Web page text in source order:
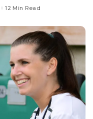
12 Min Read